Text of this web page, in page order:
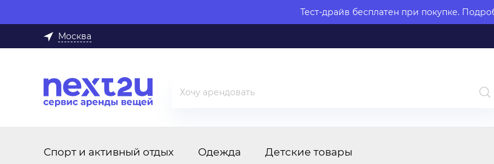
Тест-драйв бесплатен при покупке.
Москва
Спорт и активный отдых Одежда Детские товары